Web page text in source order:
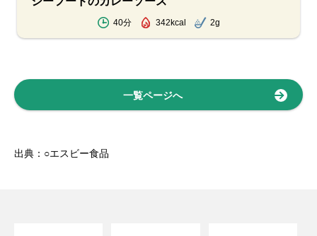
40分 342kcal 2g
一覧ページへ
出典：○エスビー食品